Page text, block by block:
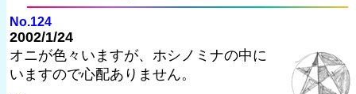
No.124
2002/1/24
オニが色々いますが、ホシノミナの中に
いますので心配ありません。